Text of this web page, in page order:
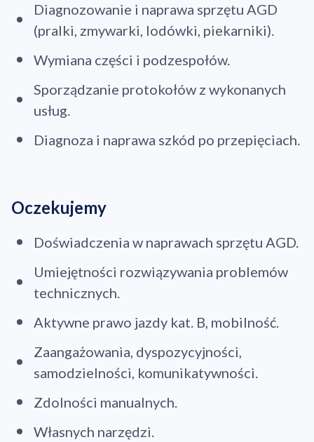
Diagnozowanie i naprawa sprzętu AGD
(pralki, zmywarki, lodówki, piekarniki).
Wymiana części i podzespołów.
Sporządzanie protokołów z wykonanych
usług.
Diagnoza i naprawa szkód po przepięciach.
Oczekujemy
Doświadczenia w naprawach sprzętu AGD.
Umiejętności rozwiązywania problemów
technicznych.
Aktywne prawo jazdy kat. B, mobilność.
Zaangażowania, dyspozycyjności,
samodzielności, komunikatywności.
Zdolności manualnych.
Własnych narzędzi.